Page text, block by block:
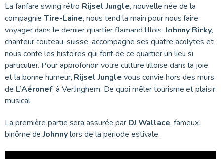
La fanfare swing rétro Rijsel Jungle, nouvelle née de la
compagnie Tire-Laine, nous tend la main pour nous faire
voyager dans le dernier quartier flamand lillois.Johnny Bicky,
chanteur couteau-suisse, accompagne ses quatre acolytes et
nous conte les histoires qui font de ce quartier un lieu si
particulier. Pour approfondir votre culture lilloise dans la joie
et la bonne humeur, Rijsel Jungle vous convie hors des murs
de L’Aéronef, à Verlinghem. De quoi mêler tourisme et plaisir
musical.
La première partie sera assurée par DJ Wallace, fameux
binôme deJohnnylors de la période estivale.